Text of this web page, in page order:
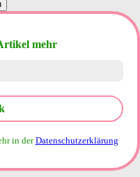
mehr
in derDatenschutzerklärung